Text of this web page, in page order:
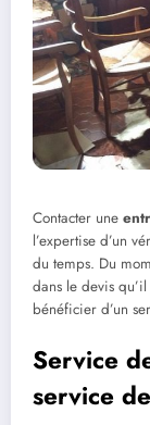
Contacter une
l’expertise d’un
du temps. Du
dans le devis
bénéficier d’un
Service
service